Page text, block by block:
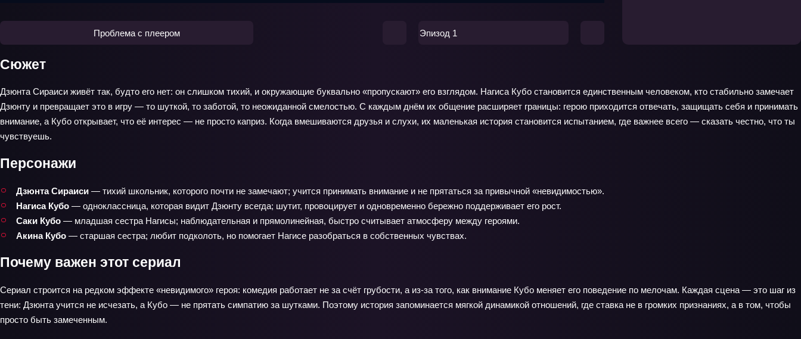
Проблема с плеером Эпизод 1
Сюжет
Дзюнта Сираиси живёт так, будто его нет: он слишком тихий, и окружающие буквально «пропускают» его взглядом. Нагиса Кубо становится единственным человеком, кто стабильно замечает
Дзюнту и превращает это в игру — то шуткой, то заботой, то неожиданной смелостью. С каждым днём их общение расширяет границы: герою приходится отвечать, защищать себя и принимать
внимание, а Кубо открывает, что её интерес — не просто каприз. Когда вмешиваются друзья и слухи, их маленькая история становится испытанием, где важнее всего — сказать честно, что ты
чувствуешь.
Персонажи
Дзюнта Сираиси — тихий школьник, которого почти не замечают; учится принимать внимание и не прятаться за привычной «невидимостью».
Нагиса Кубо — одноклассница, которая видит Дзюнту всегда; шутит, провоцирует и одновременно бережно поддерживает его рост.
Саки Кубо — младшая сестра Нагисы; наблюдательная и прямолинейная, быстро считывает атмосферу между героями.
Акина Кубо — старшая сестра; любит подколоть, но помогает Нагисе разобраться в собственных чувствах.
Почему важен этот сериал
Сериал строится на редком эффекте «невидимого» героя: комедия работает не за счёт грубости, а из-за того, как внимание Кубо меняет его поведение по мелочам. Каждая сцена — это шаг из
тени: Дзюнта учится не исчезать, а Кубо — не прятать симпатию за шутками. Поэтому история запоминается мягкой динамикой отношений, где ставка не в громких признаниях, а в том, чтобы
просто быть замеченным.